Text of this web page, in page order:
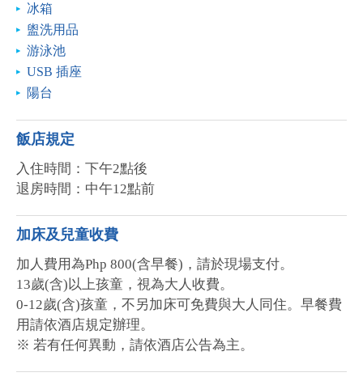
冰箱
盥洗用品
游泳池
USB 插座
陽台
飯店規定
入住時間：下午2點後
退房時間：中午12點前
加床及兒童收費
加人費用為Php 800(含早餐)，請於現場支付。
13歲(含)以上孩童，視為大人收費。
0-12歲(含)孩童，不另加床可免費與大人同住。早餐費
用請依酒店規定辦理。
※ 若有任何異動，請依酒店公告為主。